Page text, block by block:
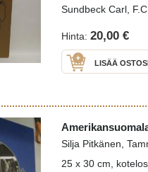
Sundbeck Carl,
Hinta: 20,00 €
LISÄÄ
Silja Pitkänen,
25 x 30 cm,